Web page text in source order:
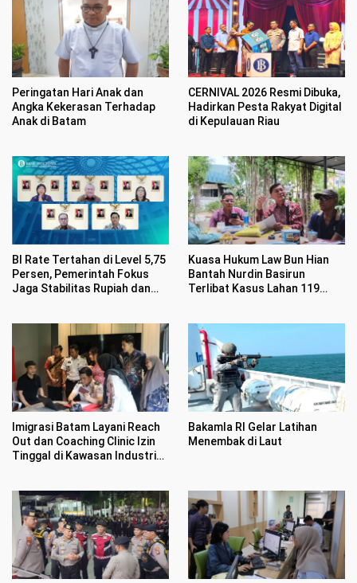
Peringatan Hari Anak dan
Angka Kekerasan Terhadap
Anak di Batam
CERNIVAL 2026 Resmi Dibuka,
Hadirkan Pesta Rakyat Digital
di Kepulauan Riau
BI Rate Tertahan di Level 5,75
Persen, Pemerintah Fokus
Jaga Stabilitas Rupiah dan
Kuasa Hukum Law Bun Hian
Bantah Nurdin Basirun
Terlibat Kasus Lahan 119
Imigrasi Batam Layani Reach
Out dan Coaching Clinic Izin
Tinggal di Kawasan Industri
Bakamla RI Gelar Latihan
Menembak di Laut